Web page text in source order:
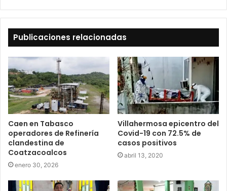
Publicaciones relacionadas
Caen en Tabasco
operadores de Refinería
clandestina de
Coatzacoalcos
enero 30, 2026
Villahermosa epicentro del
Covid-19 con 72.5% de
casos positivos
abril 13, 2020